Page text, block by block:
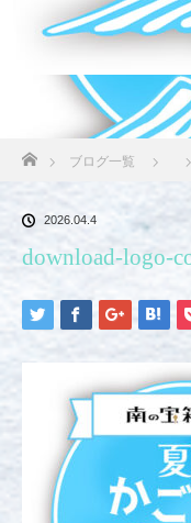
ブログ一覧
2026.04.4
download-logo-